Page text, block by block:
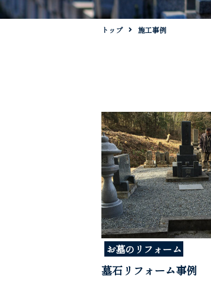
トップ 施工事例
お墓のリフォーム
墓石リフォーム事例